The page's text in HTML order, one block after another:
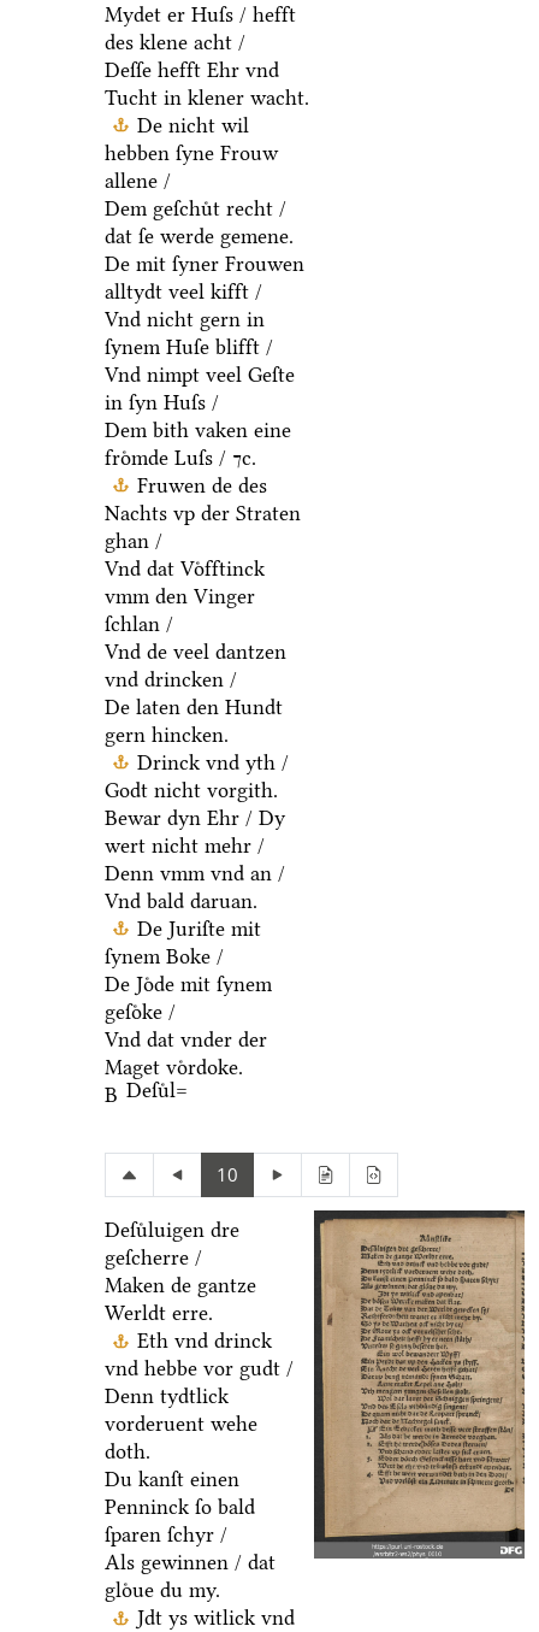
Mydet er Huſs / hefft
des klene acht /
Deſſe hefft Ehr vnd
Tucht in klener wacht.
De nicht wil
hebben ſyne Frouw
allene /
Dem geſchuͤt recht /
dat ſe werde gemene.
De mit ſyner Frouwen
alltydt veel kifft /
Vnd nicht gern in
ſynem Huſe blifft /
Vnd nimpt veel Geſte
in ſyn Huſs /
Dem bith vaken eine
froͤmde Luſs / ⁊c.
Fruwen de des
Nachts vp der Straten
ghan /
Vnd dat Voͤfftinck
vmm den Vinger
ſchlan /
Vnd de veel dantzen
vnd drincken /
De laten den Hundt
gern hincken.
Drinck vnd yth /
Godt nicht vorgith.
Bewar dyn Ehr / Dy
wert nicht mehr /
Denn vmm vnd an /
Vnd bald daruan.
De Juriſte mit
ſynem Boke /
De Joͤde mit ſynem
geſoͤke /
Vnd dat vnder der
Maget voͤrdoke.
B Deſuͤl=
10
Deſuͤluigen dre
geſcherre /
Maken de gantze
Werldt erre.
Eth vnd drinck
vnd hebbe vor gudt /
Denn tydtlick
vorderuent wehe
doth.
Du kanſt einen
Penninck ſo bald
ſparen ſchyr /
Als gewinnen / dat
gloͤue du my.
Jdt ys witlick vnd